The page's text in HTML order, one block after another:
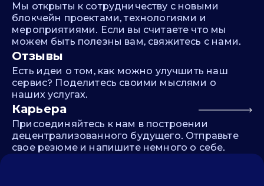
Мы открыты к сотрудничеству с новыми
блокчейн проектами, технологиями и
мероприятиями. Если вы считаете что мы
можем быть полезны вам, свяжитесь с нами.
Отзывы
Есть идеи о том, как можно улучшить наш
сервис? Поделитесь своими мыслями о
наших услугах.
Карьера
Присоединяйтесь к нам в построении
децентрализованного будущего. Отправьте
свое резюме и напишите немного о себе.